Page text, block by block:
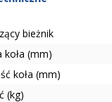
bieżnik
koła (mm)
koła (mm)
(kg)